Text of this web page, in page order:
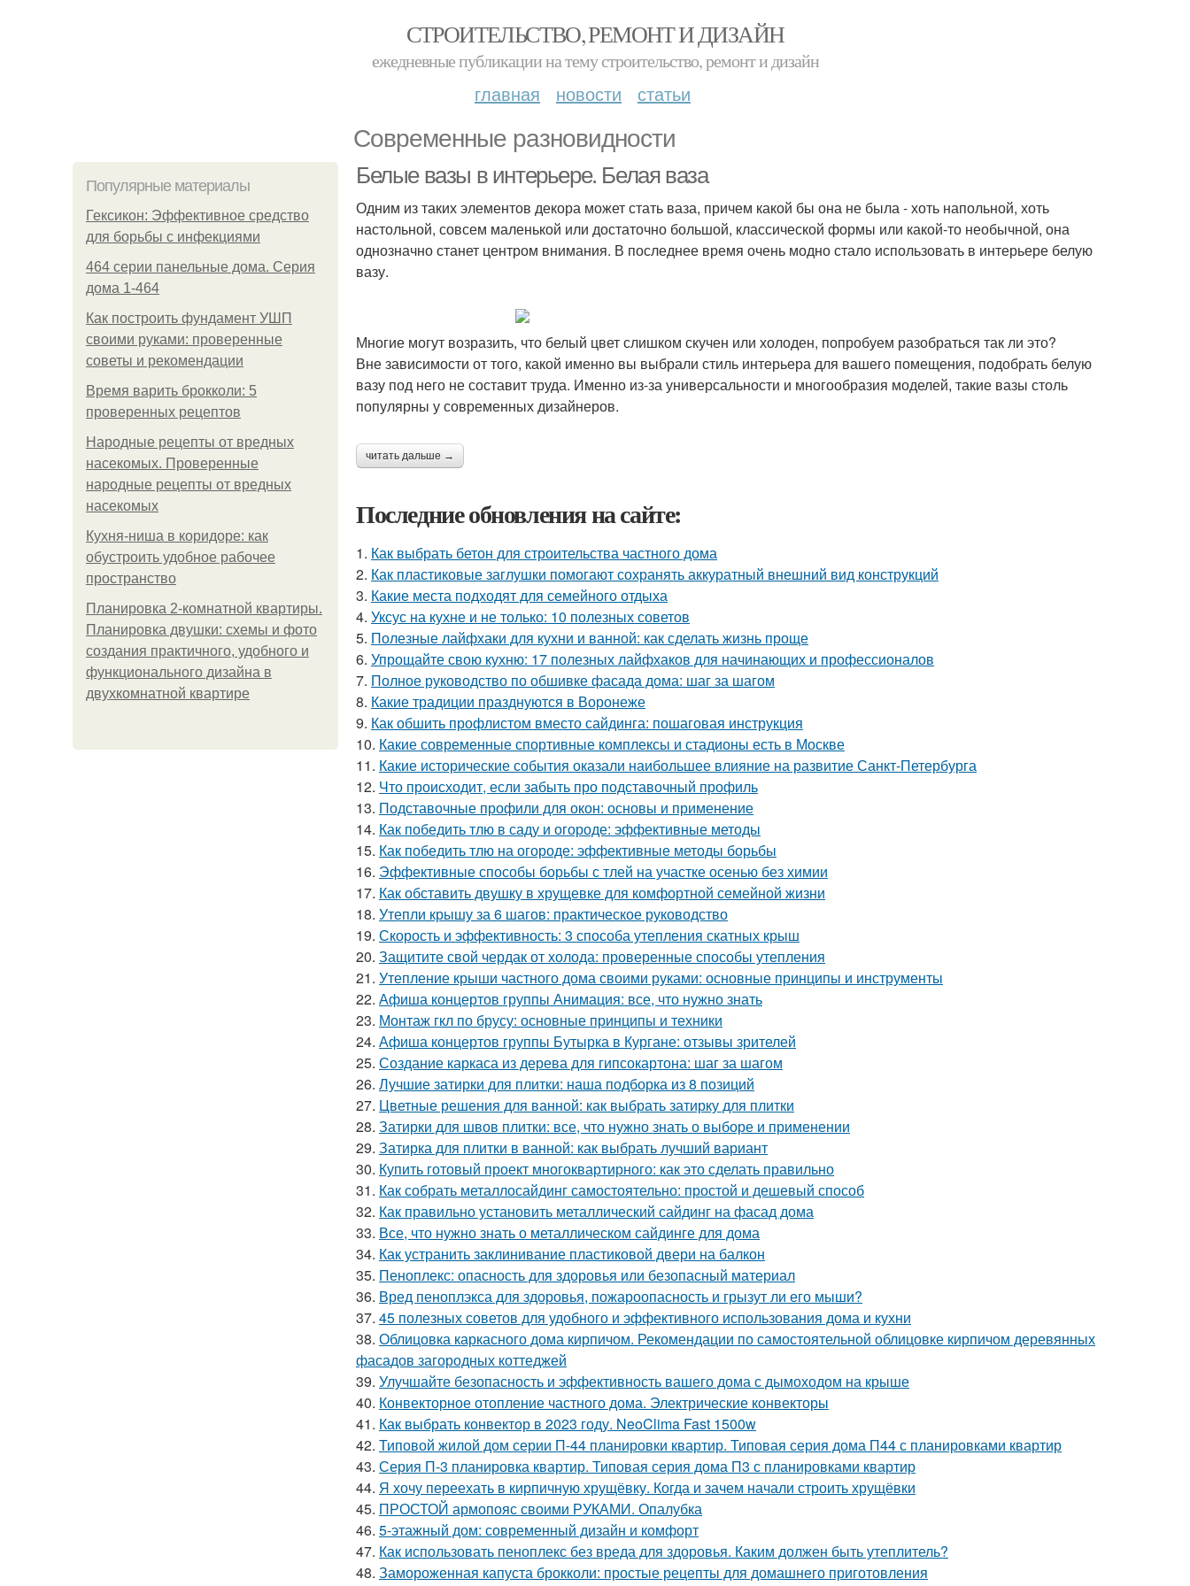
СТРОИТЕЛЬСТВО, РЕМОНТ И ДИЗАЙН
ежедневные публикации на тему строительство, ремонт и дизайн
главная новости статьи
Современные разновидности
Популярные материалы
Гексикон: Эффективное средство
для борьбы с инфекциями
464 серии панельные дома. Серия
дома 1-464
Как построить фундамент УШП
своими руками: проверенные
советы и рекомендации
Время варить брокколи: 5
проверенных рецептов
Народные рецепты от вредных
насекомых. Проверенные
народные рецепты от вредных
насекомых
Кухня-ниша в коридоре: как
обустроить удобное рабочее
пространство
Планировка 2-комнатной квартиры.
Планировка двушки: схемы и фото
создания практичного, удобного и
функционального дизайна в
двухкомнатной квартире
Белые вазы в интерьере. Белая ваза
Одним из таких элементов декора может стать ваза, причем какой бы она не была - хоть напольной, хоть
настольной, совсем маленькой или достаточно большой, классической формы или какой-то необычной, она
однозначно станет центром внимания. В последнее время очень модно стало использовать в интерьере белую
вазу.
Многие могут возразить, что белый цвет слишком скучен или холоден, попробуем разобраться так ли это?
Вне зависимости от того, какой именно вы выбрали стиль интерьера для вашего помещения, подобрать белую
вазу под него не составит труда. Именно из-за универсальности и многообразия моделей, такие вазы столь
популярны у современных дизайнеров.
читать дальше →
Последние обновления на сайте:
1. Как выбрать бетон для строительства частного дома
2. Как пластиковые заглушки помогают сохранять аккуратный внешний вид конструкций
3. Какие места подходят для семейного отдыха
4. Уксус на кухне и не только: 10 полезных советов
5. Полезные лайфхаки для кухни и ванной: как сделать жизнь проще
6. Упрощайте свою кухню: 17 полезных лайфхаков для начинающих и профессионалов
7. Полное руководство по обшивке фасада дома: шаг за шагом
8. Какие традиции празднуются в Воронеже
9. Как обшить профлистом вместо сайдинга: пошаговая инструкция
10. Какие современные спортивные комплексы и стадионы есть в Москве
11. Какие исторические события оказали наибольшее влияние на развитие Санкт-Петербурга
12. Что происходит, если забыть про подставочный профиль
13. Подставочные профили для окон: основы и применение
14. Как победить тлю в саду и огороде: эффективные методы
15. Как победить тлю на огороде: эффективные методы борьбы
16. Эффективные способы борьбы с тлей на участке осенью без химии
17. Как обставить двушку в хрущевке для комфортной семейной жизни
18. Утепли крышу за 6 шагов: практическое руководство
19. Скорость и эффективность: 3 способа утепления скатных крыш
20. Защитите свой чердак от холода: проверенные способы утепления
21. Утепление крыши частного дома своими руками: основные принципы и инструменты
22. Афиша концертов группы Анимация: все, что нужно знать
23. Монтаж гкл по брусу: основные принципы и техники
24. Афиша концертов группы Бутырка в Кургане: отзывы зрителей
25. Создание каркаса из дерева для гипсокартона: шаг за шагом
26. Лучшие затирки для плитки: наша подборка из 8 позиций
27. Цветные решения для ванной: как выбрать затирку для плитки
28. Затирки для швов плитки: все, что нужно знать о выборе и применении
29. Затирка для плитки в ванной: как выбрать лучший вариант
30. Купить готовый проект многоквартирного: как это сделать правильно
31. Как собрать металлосайдинг самостоятельно: простой и дешевый способ
32. Как правильно установить металлический сайдинг на фасад дома
33. Все, что нужно знать о металлическом сайдинге для дома
34. Как устранить заклинивание пластиковой двери на балкон
35. Пеноплекс: опасность для здоровья или безопасный материал
36. Вред пеноплэкса для здоровья, пожароопасность и грызут ли его мыши?
37. 45 полезных советов для удобного и эффективного использования дома и кухни
38. Облицовка каркасного дома кирпичом. Рекомендации по самостоятельной облицовке кирпичом деревянных
фасадов загородных коттеджей
39. Улучшайте безопасность и эффективность вашего дома с дымоходом на крыше
40. Конвекторное отопление частного дома. Электрические конвекторы
41. Как выбрать конвектор в 2023 году. NeoClima Fast 1500w
42. Типовой жилой дом серии П-44 планировки квартир. Типовая серия дома П44 с планировками квартир
43. Серия П-3 планировка квартир. Типовая серия дома П3 с планировками квартир
44. Я хочу переехать в кирпичную хрущёвку. Когда и зачем начали строить хрущёвки
45. ПРОСТОЙ армопояс своими РУКАМИ. Опалубка
46. 5-этажный дом: современный дизайн и комфорт
47. Как использовать пеноплекс без вреда для здоровья. Каким должен быть утеплитель?
48. Замороженная капуста брокколи: простые рецепты для домашнего приготовления